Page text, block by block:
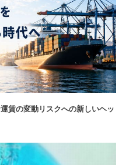
賃の変動リスクへの新しいヘッ